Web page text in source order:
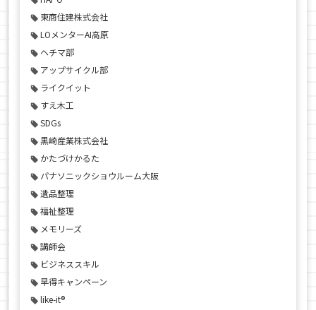
東商住建株式会社
LOメンターAI高原
ヘチマ部
アップサイクル部
ライクイット
すえ木工
SDGs
黒崎産業株式会社
かたづけかるた
パナソニックショウルーム大阪
遺品整理
福祉整理
メモリーズ
講師会
ビジネススキル
早得キャンペーン
like-it®